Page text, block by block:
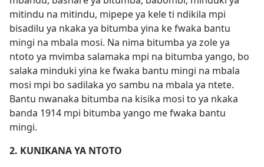
mitindu na mitindu, mipepe ya kele ti ndikila mpi
bisadilu ya nkaka ya bitumba yina ke fwaka bantu
mingi na mbala mosi. Na nima bitumba ya zole ya
ntoto ya mvimba salamaka mpi na bitumba yango, bo
salaka minduki yina ke fwaka bantu mingi na mbala
mosi mpi bo sadilaka yo sambu na mbala ya ntete.
Bantu nwanaka bitumba na kisika mosi to ya nkaka
banda 1914 mpi bitumba yango me fwaka bantu
mingi.
2. KUNIKANA YA NTOTO